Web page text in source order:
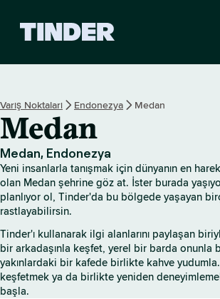
r
S
a
y
Varış Noktaları Endonezya Medan
Medan
Medan, Endonezya
Yeni insanlarla tanışmak için dünyanın en
olan Medan şehrine göz at. İster burada
planlıyor ol, Tinder'da bu bölgede yaşayan
rastlayabilirsin.
Tinder'ı kullanarak ilgi alanlarını paylaşan
bir arkadaşınla keşfet, yerel bir barda onunla
yakınlardaki bir kafede birlikte kahve
keşfetmek ya da birlikte yeniden
başla.